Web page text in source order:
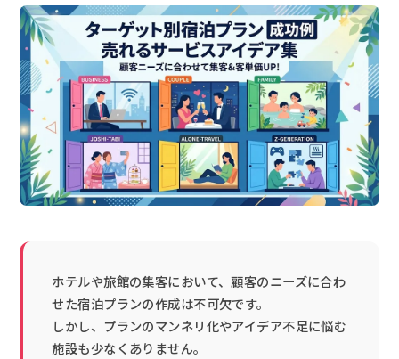
ホテルや旅館の集客において、顧客のニーズに合わ
せた宿泊プランの作成は不可欠です。
しかし、プランのマンネリ化やアイデア不足に悩む
施設も少なくありません。